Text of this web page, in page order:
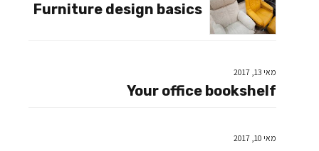
Furniture design basics
מאי 13, 2017
Your office bookshelf
מאי 10, 2017